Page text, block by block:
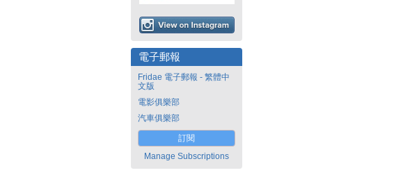
電子郵報
Fridae 電子郵報 - 繁體中
文版
電影俱樂部
汽車俱樂部
訂閱
Manage Subscriptions